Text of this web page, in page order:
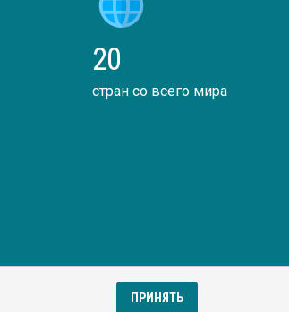
ПРИНЯТЬ
20
стран со всего мира